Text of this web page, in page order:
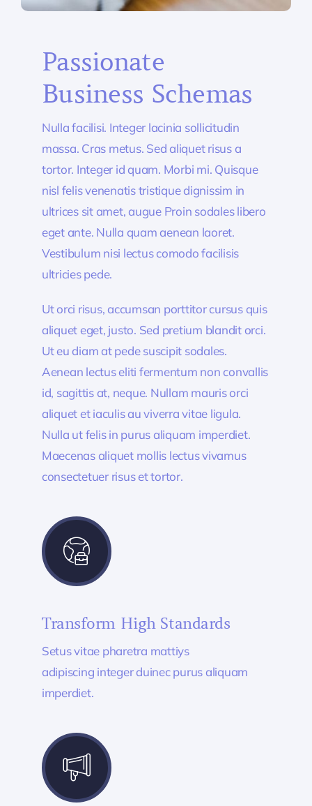
Passionate
Business Schemas
Nulla facilisi. Integer lacinia sollicitudin
massa. Cras metus. Sed aliquet risus a
tortor. Integer id quam. Morbi mi. Quisque
nisl felis venenatis tristique dignissim in
ultrices sit amet, augue Proin sodales libero
eget ante. Nulla quam aenean laoret.
Vestibulum nisi lectus comodo facilisis
ultricies pede.
Ut orci risus, accumsan porttitor cursus quis
aliquet eget, justo. Sed pretium blandit orci.
Ut eu diam at pede suscipit sodales.
Aenean lectus eliti fermentum non convallis
id, sagittis at, neque. Nullam mauris orci
aliquet et iaculis au viverra vitae ligula.
Nulla ut felis in purus aliquam imperdiet.
Maecenas aliquet mollis lectus vivamus
consectetuer risus et tortor.
Transform High Standards
Setus vitae pharetra mattiys
adipiscing integer duinec purus aliquam
imperdiet.